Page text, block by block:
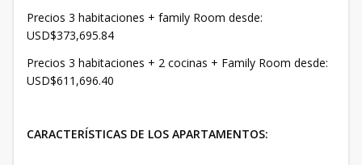
Precios 3 habitaciones + family Room desde:
USD$373,695.84
Precios 3 habitaciones + 2 cocinas + Family Room desde:
USD$611,696.40
CARACTERÍSTICAS DE LOS APARTAMENTOS: